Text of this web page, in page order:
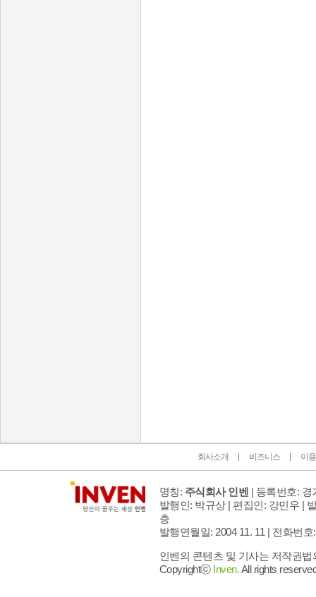
회사소개 비즈니스 이
명칭: 주식회사 인벤 | 등록번호: 경
발행인: 박규상 | 편집인: 강민우 |
층
발행연월일: 2004 11. 11 | 전화번호
인벤의 콘텐츠 및 기사는 저작권
Copyrightⓒ Inven.All rights